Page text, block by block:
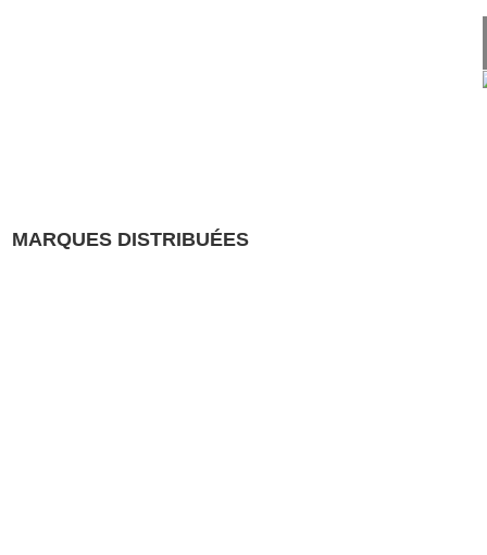
MARQUES DISTRIBUÉES